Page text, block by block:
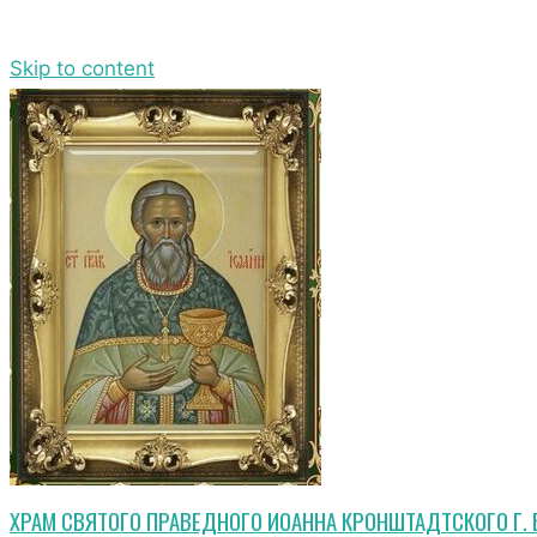
Skip to content
ХРАМ СВЯТОГО ПРАВЕДНОГО ИОАННА КРОНШТАДТСКОГО Г.